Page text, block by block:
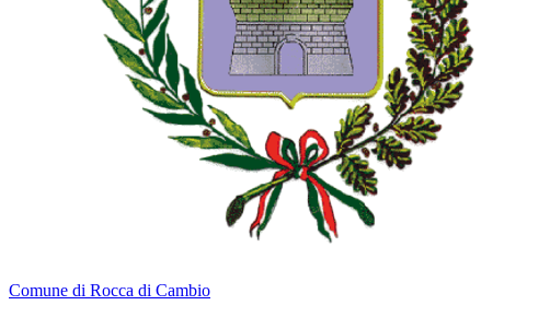
Comune di Rocca di Cambio